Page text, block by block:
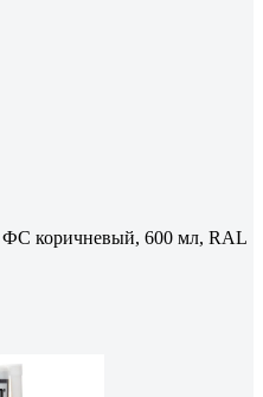
ФС коричневый, 600 мл, RAL